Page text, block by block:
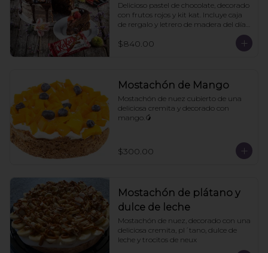
Delicioso pastel de chocolate, decorado
con frutos rojos y kit kat. Incluye caja
de rergalo y letrero de madera del día
de las madres. 10- 12 personas. Pedir
con un día de anticipación
$840.00
Mostachón de Mango
Mostachón de nuez cubierto de una
deliciosa cremita y decorado con
mango.🥭
$300.00
Mostachón de plátano y
dulce de leche
Mostachón de nuez, decorado con una
deliciosa cremita, pl´tano, dulce de
leche y trocitos de neux